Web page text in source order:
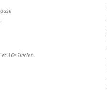
16ᵉ Siècles